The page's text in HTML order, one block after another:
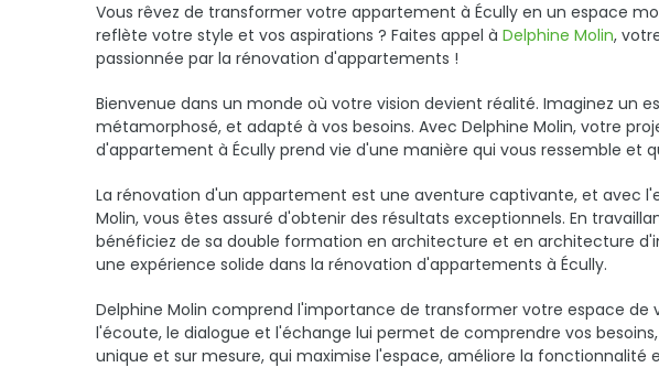
Vous rêvez de transformer votre appartement à Écully en un espace
reflète votre style et vos aspirations ? Faites appel à Delphine Molin,
passionnée par la rénovation d'appartements !
Bienvenue dans un monde où votre vision devient réalité. Imaginez un
métamorphosé, et adapté à vos besoins. Avec Delphine Molin, votre
d'appartement à Écully prend vie d'une manière qui vous ressemble et
La rénovation d'un appartement est une aventure captivante, et avec
Molin, vous êtes assuré d'obtenir des résultats exceptionnels. En
bénéficiez de sa double formation en architecture et en architecture
une expérience solide dans la rénovation d'appartements à Écully.
Delphine Molin comprend l'importance de transformer votre espace
l'écoute, le dialogue et l'échange lui permet de comprendre vos
unique et sur mesure, qui maximise l'espace, améliore la